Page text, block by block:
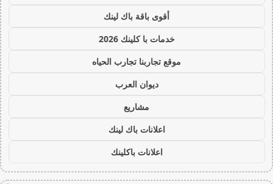
أقوى باقة باك لينك
خدمات با كلينك 2026
موقع تجاربنا تجارب الحياه
ديوان العرب
مشاريع
اعلانات باك لينك
اعلانات باكلينك